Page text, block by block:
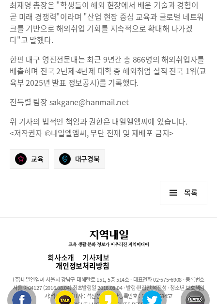
최재영 총장은 "학생들이 해외 현장에서 배운 기술과 경험이
곧 미래 경쟁력"이라며 "산업 현장 중심 교육과 글로벌 네트워
크를 기반으로 해외취업 기회를 지속적으로 확대해 나가겠
다"고 말했다.
한편 대구 영진전문대는 최근 9년간 총 866명의 해외취업자를
배출하며 전국 2년제·4년제 대학 중 해외취업 실적 전국 1위(교
육부 2025년 발표 정보공시)를 기록했다.
전득렬 팀장 sakgane@hanmail.net
위 기사의 법적인 책임과 권한은 내일엘엠씨에 있습니다.
<저작권자 ©내일엘엠씨, 무단 전재 및 재배포 금지>
교육 대구경북
목록
회사소개 기사제보
개인정보처리방침
(주)내일엘엠씨 서울시 강남구 테헤란로 151, 5층 514호 · 대표전화 02-575-6908 · 등록번호
서울 아04127 (2016.08.04) 최초발행일 2016.08.04 · 발행·편집인:석진성 · 청소년 보호책임
자:석진성 · 대표자 : 석진성 · 사업자등록번호 : 101-86-68457